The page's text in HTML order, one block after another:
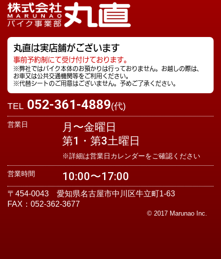
丸直は実店舗がございます
事前予約制にて受け付けております。
※弊社ではバイク本体のお預かりは行っておりません。お越しの際は、
お車又は公共交通機関等をご利用ください。
※代替シートのご用意はございません。予めご了承ください。
TEL 052-361-4889(代)
営業日
月〜金曜日
第1・第3土曜日
※詳細は営業日カレンダーをご確認ください
営業時間 10:00〜17:00
〒454-0043 愛知県名古屋市中川区牛立町1-63
FAX：052-362-3677
© 2017 Marunao Inc.